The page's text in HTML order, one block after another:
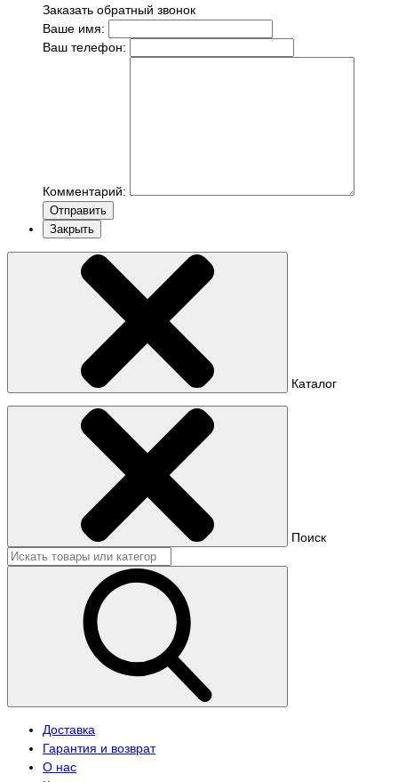
Заказать обратный звонок
Ваше имя:
Ваш телефон:
Комментарий:
Отправить
Закрыть
Каталог
Поиск
Доставка
Гарантия и возврат
О нас